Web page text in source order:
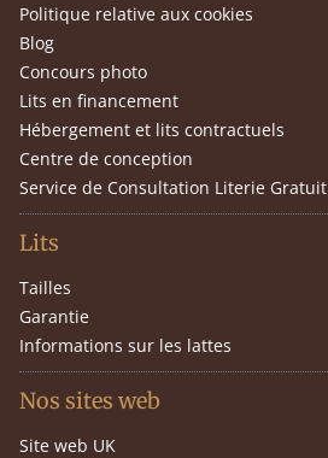
Politique relative aux cookies
Blog
Concours photo
Lits en financement
Hébergement et lits contractuels
Centre de conception
Service de Consultation Literie Gratuit
Lits
Tailles
Garantie
Informations sur les lattes
Nos sites web
Site web UK